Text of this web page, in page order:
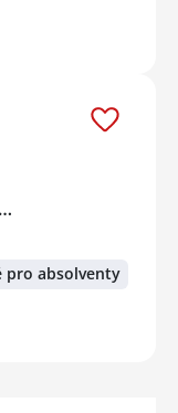
pro absolventy